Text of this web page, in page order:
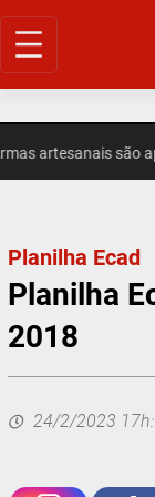
Pular
para
artesanais são
Planilha Ecad
Planilha
2018
24/2/2023